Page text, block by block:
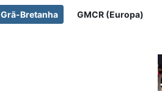
Grã-Bretanha GMCR (Europa)